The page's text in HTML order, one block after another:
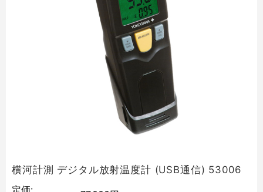
横河計測 デジタル放射温度計 (USB通信) 53006
定価: